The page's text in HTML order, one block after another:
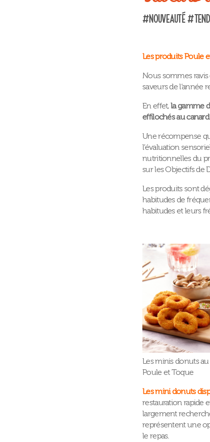
#Nouveauté
Les produits Poule
Nous sommes ravis
saveurs de l’année
En effet,la gamme
effilochés au
Une récompense
l’évaluation
nutritionnelles du
sur les Objectifs de
Les produits sont
habitudes de
habitudes et leurs
Les minis donuts
Poule et Toque
Les mini donuts
restauration rapide
largement
représentent une
le repas.